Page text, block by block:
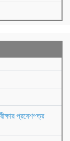
প্রবেশপত্র